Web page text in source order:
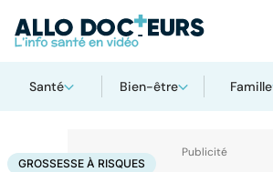
Santé Bien-être Famille
AccueilFamilleGrossesseGrossesse à risques
GROSSESSE À RISQUES